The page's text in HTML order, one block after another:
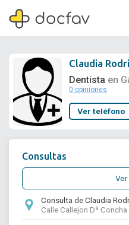
Claudia
Dentista en
0 opiniones
Ver teléfono
Consultas
Consulta de Claudia
Calle Callejon Dª